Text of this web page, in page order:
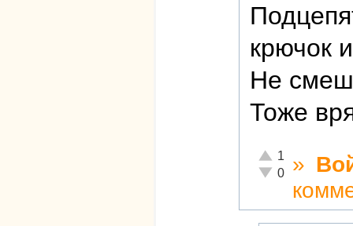
крючок
Не
Тоже
Отлично!
1
Неадекватно!
0 »